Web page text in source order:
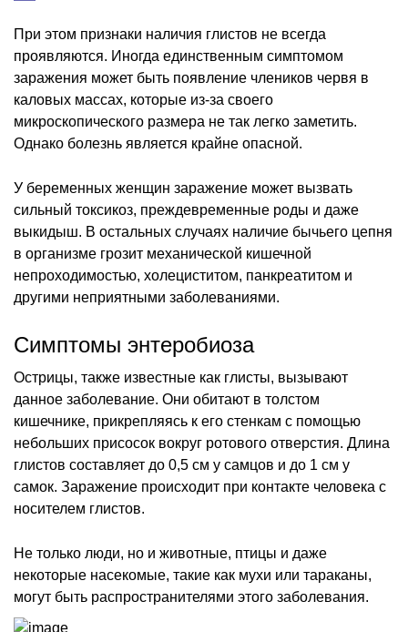
При этом признаки наличия глистов не всегда
проявляются. Иногда единственным симптомом
заражения может быть появление члеников червя в
каловых массах, которые из-за своего
микроскопического размера не так легко заметить.
Однако болезнь является крайне опасной.
У беременных женщин заражение может вызвать
сильный токсикоз, преждевременные роды и даже
выкидыш. В остальных случаях наличие бычьего цепня
в организме грозит механической кишечной
непроходимостью, холециститом, панкреатитом и
другими неприятными заболеваниями.
Симптомы энтеробиоза
Острицы, также известные как глисты, вызывают
данное заболевание. Они обитают в толстом
кишечнике, прикрепляясь к его стенкам с помощью
небольших присосок вокруг ротового отверстия. Длина
глистов составляет до 0,5 см у самцов и до 1 см у
самок. Заражение происходит при контакте человека с
носителем глистов.
Не только люди, но и животные, птицы и даже
некоторые насекомые, такие как мухи или тараканы,
могут быть распространителями этого заболевания.